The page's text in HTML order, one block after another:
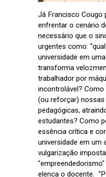
Já Francisco Cougo
enfrentar o cenário
necessário que o
urgentes como:
universidade em
transforma
trabalhador por
incontrolável?
(ou reforçar) nossas
pedagógicas,
estudantes? Como
essência crítica e
universidade em um
vulgarização
elenca o docente.